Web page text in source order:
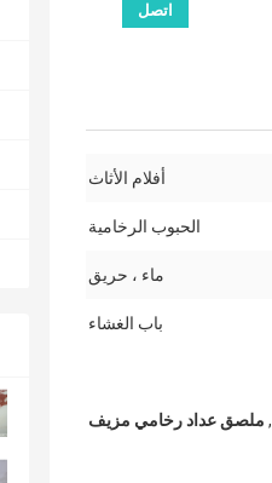
اتصل
أفلام الأثاث
الحبوب الرخامية
ماء ، حريق
باب الغشاء
, ملصق عداد رخامي مزيف